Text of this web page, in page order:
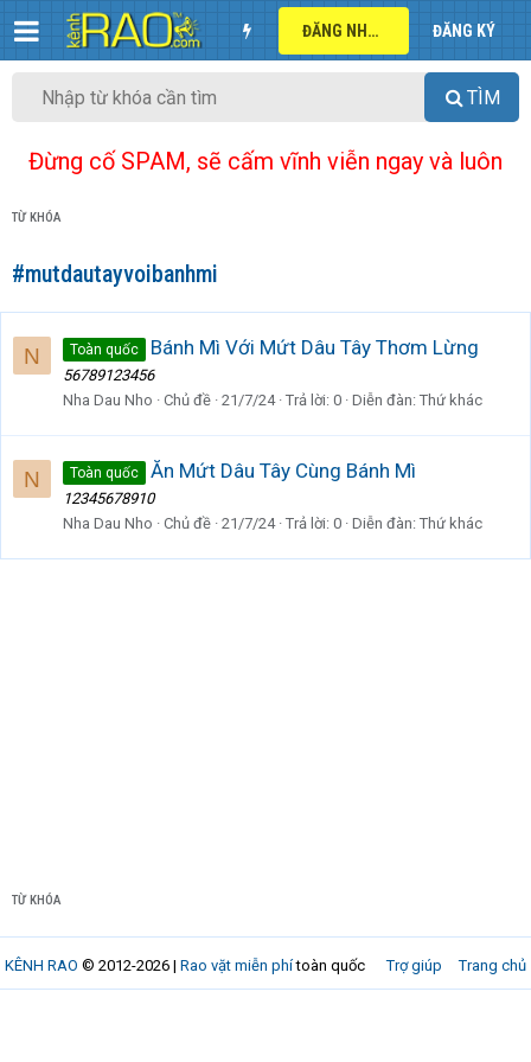
ĐĂNG NHẬP ĐĂNG KÝ
TÌM
Đừng cố SPAM, sẽ cấm vĩnh viễn ngay và luôn
TỪ KHÓA
#mutdautayvoibanhmi
N Toàn quốc Bánh Mì Với Mứt Dâu Tây Thơm Lừng
56789123456
Nha Dau Nho
Chủ đề 21/7/24 Trả lời: 0 Diễn đàn: Thứ khác
N Toàn quốc Ăn Mứt Dâu Tây Cùng Bánh Mì
12345678910
Nha Dau Nho
Chủ đề 21/7/24 Trả lời: 0 Diễn đàn: Thứ khác
TỪ KHÓA
Trợ giúp Trang chủ
KÊNH RAO © 2012-2026 | Rao vặt miễn phítoàn quốc